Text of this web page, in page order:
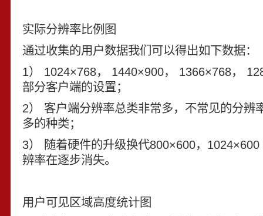
实际分辨率比例图
通过收集的用户数据我们可以得出如下数据：
1） 1024×768， 1440×900， 1366×768，
部分客户端的设置；
2） 客户端分辨率总类非常多，不常见的分辨
多的种类；
3） 随着硬件的升级换代800×600，
辨率在逐步消失。
用户可见区域高度统计图